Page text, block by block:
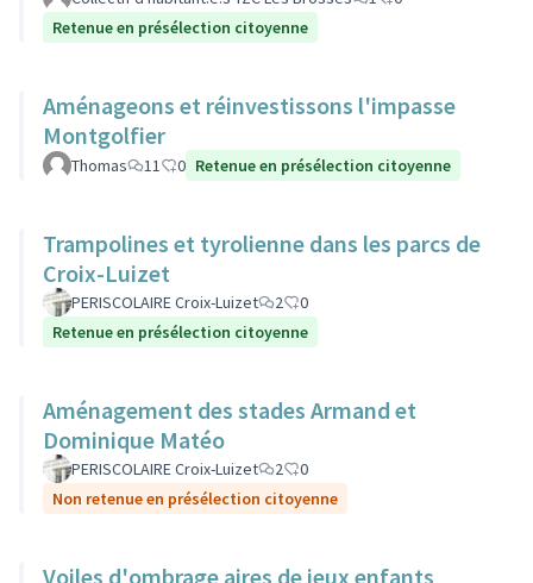
Retenue en présélection citoyenne
Aménageons et réinvestissons l'impasse
Montgolfier
Thomas 11 0 Retenue en présélection citoyenne
Trampolines et tyrolienne dans les parcs de
Croix-Luizet
PERISCOLAIRE Croix-Luizet 2
0
Retenue en présélection citoyenne
Aménagement des stades Armand et
Dominique Matéo
PERISCOLAIRE Croix-Luizet 2
0
Non retenue en présélection citoyenne
Voiles d'ombrage aires de jeux enfants